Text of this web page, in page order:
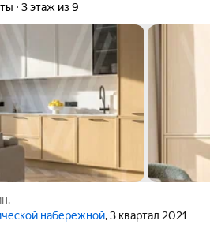
3 этаж из 9
набережной, 3 квартал 2021